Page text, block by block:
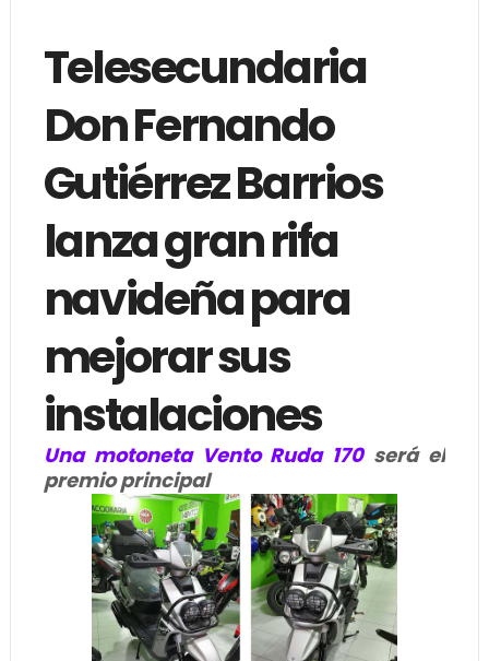
Telesecundaria
Don Fernando
Gutiérrez Barrios
lanza gran rifa
navideña para
mejorar sus
instalaciones
Una motoneta Vento Ruda 170será el
premio principal